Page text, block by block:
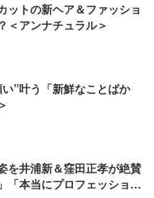
ットの新ヘア＆ファッショ
アンナチュラル＞
”叶う「新鮮なことばか
を井浦新＆窪田正孝が絶賛
「本当にプロフェッショナ